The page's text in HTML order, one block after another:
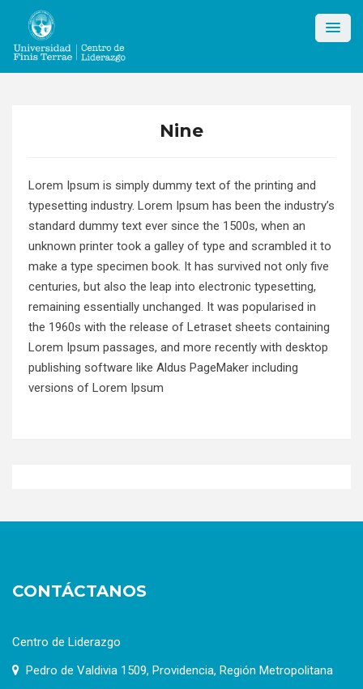
content
Nine
Lorem Ipsum is simply dummy text of the printing and
typesetting industry. Lorem Ipsum has been the industry’s
standard dummy text ever since the 1500s, when an
unknown printer took a galley of type and scrambled it to
make a type specimen book. It has survived not only five
centuries, but also the leap into electronic typesetting,
remaining essentially unchanged. It was popularised in
the 1960s with the release of Letraset sheets containing
Lorem Ipsum passages, and more recently with desktop
publishing software like Aldus PageMaker including
versions of Lorem Ipsum
CONTÁCTANOS
Centro de Liderazgo
Pedro de Valdivia 1509, Providencia, Región Metropolitana